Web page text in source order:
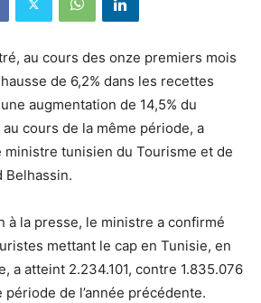
au cours des onze premiers mois
de 6,2% dans les recettes
augmentation de 14,5% du
cours de la même période, a
tunisien du Tourisme et de
Belhassin.
à la presse, le ministre a confirmé
mettant le cap en Tunisie, en
a atteint 2.234.101, contre 1.835.076
de l’année précédente.